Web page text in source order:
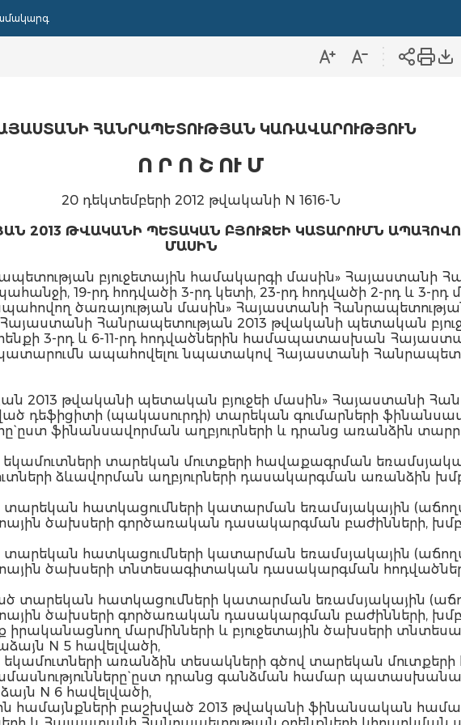
ՀԱՆՐԱՊԵՏՈՒԹՅԱՆ ԿԱՌԱՎԱՐՈՒԹՅՈՒՆ
Ո Ր Ո Շ ՈՒ Մ
20 դեկտեմբերի 2012 թվականի N 1616-Ն
2013 ԹՎԱԿԱՆԻ ՊԵՏԱԿԱՆ ԲՅՈՒՋԵԻ ԿԱՏԱՐՈՒՄՆ
ՄԱՍԻՆ
բյուջետային համակարգի մասին» Հայաստանի
19-րդ հոդվածի 3-րդ կետի, 23-րդ հոդվածի 2-րդ և 3-
ծառայության մասին» Հայաստանի
Հանրապետության 2013 թվականի պետական
3-րդ և 6-11-րդ հոդվածներին համապատասխան
կատարումն ապահովելու նպատակով Հայաստանի
2013 թվականի պետական բյուջեի մասին» Հայաստանի
դեֆիցիտի (պակասուրդի) տարեկան գումարների
ըստ ֆինանսավորման աղբյուրների և դրանց առանձին
տարեկան մուտքերի հավաքագրման
ձևավորման աղբյուրների դասակարգման առանձին
հատկացումների կատարման եռամսյակային
ծախսերի գործառական դասակարգման բաժինների,
հատկացումների կատարման եռամսյակային
ծախսերի տնտեսագիտական դասակարգման
տարեկան հատկացումների կատարման եռամսյակային
ծախսերի գործառական դասակարգման բաժինների,
իրականացնող մարմինների և բյուջետային ծախսերի
N 5 հավելվածի,
առանձին տեսակների գծով տարեկան
ըստ դրանց գանձման համար
N 6 հավելվածի,
համայնքների բաշխված 2013 թվականի ֆինանսական